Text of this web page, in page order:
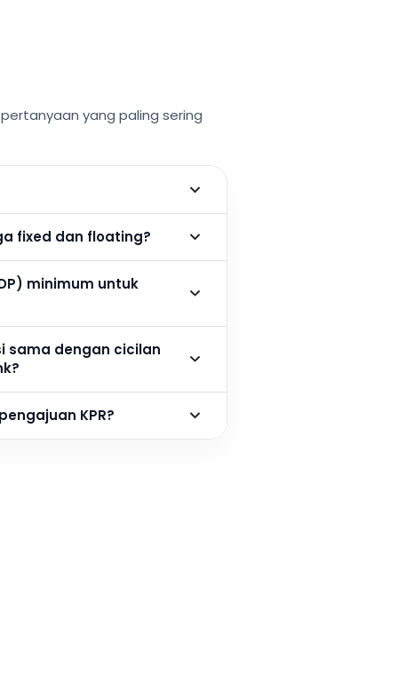
yang paling sering
fixed dan floating?
minimum untuk
sama dengan cicilan
KPR?